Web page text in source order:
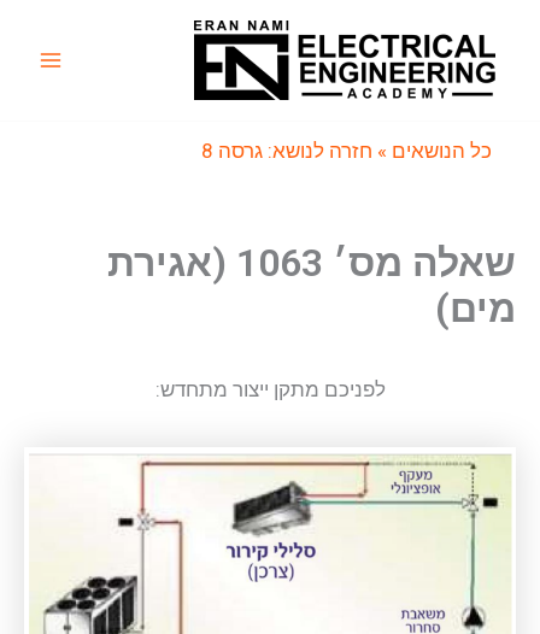
כל הנושאים » חזרה לנושא: גרסה 8
שאלה מס׳ 1063 (אגירת
מים)
לפניכם מתקן ייצור מתחדש: